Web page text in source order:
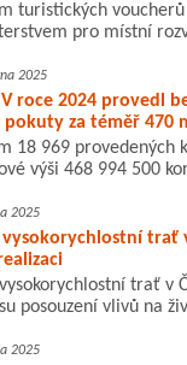
turistických
pro místní
2025
V roce 2024 provedl
za téměř 470
18 969 provedených
výši 468 994 500
2025
trať
trať v
posouzení vlivů na
2025